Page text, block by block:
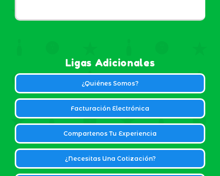
Ligas Adicionales
¿Quiénes Somos?
Facturación Electrónica
Compartenos Tu Experiencia
¿Necesitas Una Cotización?